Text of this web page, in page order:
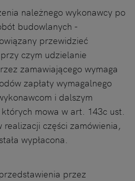
należnego wykonawcy po
budowlanych -
przewidzieć
czym udzielanie
zamawiającego wymaga
zapłaty wymagalnego
i dalszym
mowa w art. 143c ust.
realizacji części zamówienia,
wypłacona.
przez